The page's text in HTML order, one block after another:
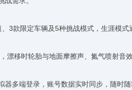
3款限定车辆及5种挑战模式，生涯模式
漂移时轮胎与地面摩擦声、氮气喷射音
器多端登录，账号数据实时同步，随时随